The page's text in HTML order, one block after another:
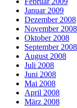
Januar 2009
Dezember 2008
November 2008
Oktober 2008
September 2008
August 2008
Juli 2008
Juni 2008
Mai 2008
April 2008
März 2008